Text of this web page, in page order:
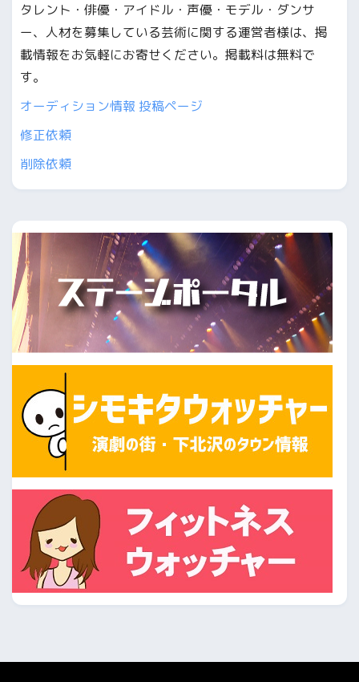
タレント・俳優・アイドル・声優・モデル・ダンサ
ー、人材を募集している芸術に関する運営者様は、掲
載情報をお気軽にお寄せください。掲載料は無料で
す。
オーディション情報 投稿ページ
修正依頼
削除依頼